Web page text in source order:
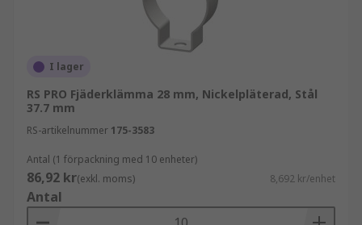
I lager
RS PRO Fjäderklämma 28 mm, Nickelpläterad, Stål
37.7 mm
RS-artikelnummer 175-3583
Antal (1 förpackning med 10 enheter)
86,92 kr(exkl. moms) 8,692 kr/enhet
Antal